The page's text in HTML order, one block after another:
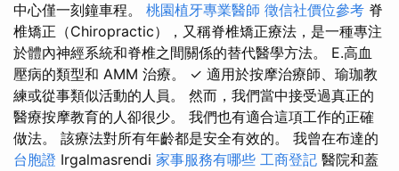
中心僅一刻鐘車程。 桃園植牙專業醫師 徵信社價位參考 脊
椎矯正（Chiropractic），又稱脊椎矯正療法，是一種專注
於體內神經系統和脊椎之間關係的替代醫學方法。 E.高血
壓病的類型和 AMM 治療。 ✓ 適用於按摩治療師、瑜珈教
練或從事類似活動的人員。 然而，我們當中接受過真正的
醫療按摩教育的人卻很少。 我們也有適合這項工作的正確
做法。 該療法對所有年齡都是安全有效的。 我曾在布達的
台胞證 Irgalmasrendi 家事服務有哪些 工商登記 醫院和蓋